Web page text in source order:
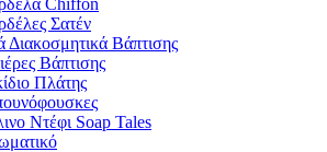
Σατέν
Βάπτισης
Βάπτισης
Πλάτης
Ντέφι Soap Tales